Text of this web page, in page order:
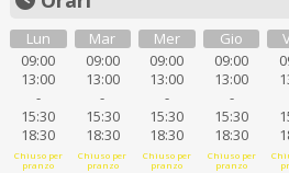
Lun
09:00
13:00
-
15:30
18:30
Chiuso per
pranzo
Mar
09:00
13:00
-
15:30
18:30
Chiuso per
pranzo
Mer
09:00
13:00
-
15:30
18:30
Chiuso per
pranzo
Gio
09:00
13:00
-
15:30
18:30
Chiuso per
pranzo